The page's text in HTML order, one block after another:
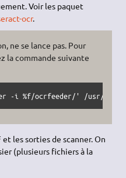
Voir les paquet
ocr.
ne se lance pas. Pour
la commande suivante
-i %f/ocrfeeder/' /usr/
les sorties de scanner. On
(plusieurs fichiers à la